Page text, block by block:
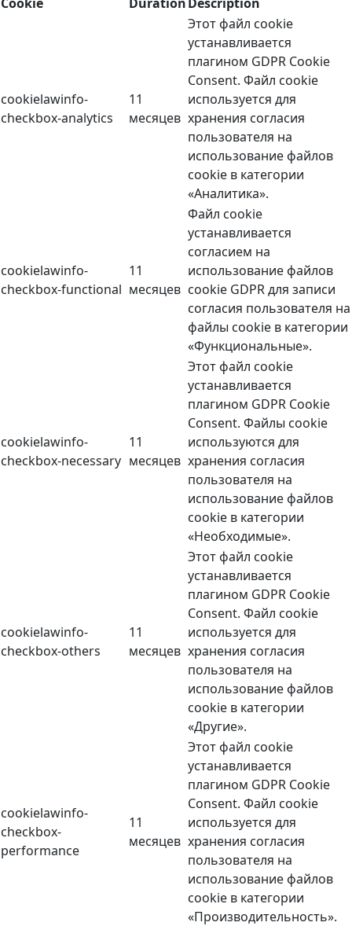
cookielawinfo-
checkbox-analytics
11
месяцев
Этот файл cookie
устанавливается
плагином GDPR Cookie
Consent. Файл cookie
используется для
хранения согласия
пользователя на
использование файлов
cookie в категории
«Аналитика».
cookielawinfo-
checkbox-functional
11
месяцев
Файл cookie
устанавливается
согласием на
использование файлов
cookie GDPR для записи
согласия пользователя на
файлы cookie в категории
«Функциональные».
cookielawinfo-
checkbox-necessary
11
месяцев
Этот файл cookie
устанавливается
плагином GDPR Cookie
Consent. Файлы cookie
используются для
хранения согласия
пользователя на
использование файлов
cookie в категории
«Необходимые».
cookielawinfo-
checkbox-others
11
месяцев
Этот файл cookie
устанавливается
плагином GDPR Cookie
Consent. Файл cookie
используется для
хранения согласия
пользователя на
использование файлов
cookie в категории
«Другие».
cookielawinfo-
checkbox-
performance
11
месяцев
Этот файл cookie
устанавливается
плагином GDPR Cookie
Consent. Файл cookie
используется для
хранения согласия
пользователя на
использование файлов
cookie в категории
«Производительность».